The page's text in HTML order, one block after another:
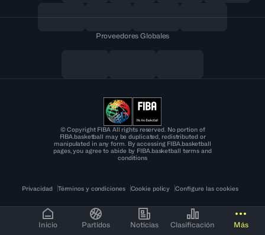
Inicio Partidos Noticias Clasificación Más
Proveedores Globales
© Copyright FIBA All rights reserved. No portion of
FIBA.basketball may be duplicated, redistributed or
manipulated in any form. By accessing FIBA.basketball
pages, you agree to abide by FIBA.basketball terms and
conditions
Privacidad Términos y condiciones Cookie policy Configure las cookies